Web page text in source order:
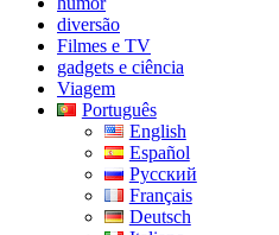
diversão
Filmes e TV
gadgets e ciência
Viagem
Português
English
Español
Русский
Français
Deutsch